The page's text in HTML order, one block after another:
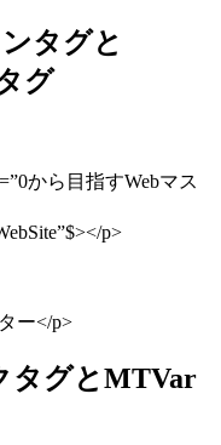
タグと
グ
から目指すWebマス
p>
ー</p>
タグとMTVar